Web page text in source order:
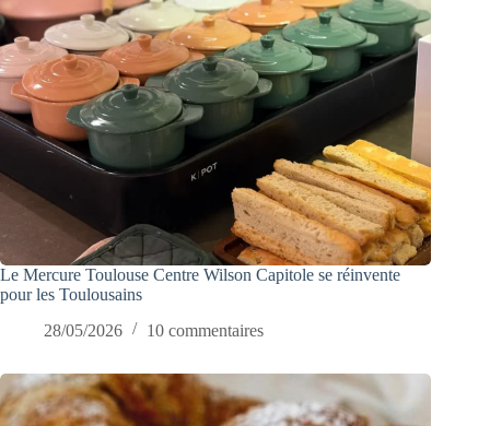
Le Mercure Toulouse Centre Wilson Capitole se réinvente
pour les Toulousains
28/05/2026
10 commentaires